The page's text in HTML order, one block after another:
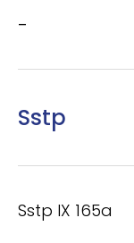
–
Sstp
Sstp IX 165a